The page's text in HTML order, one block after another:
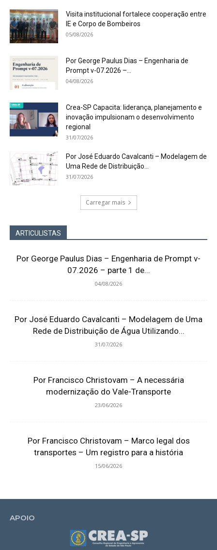
Visita institucional fortalece cooperação entre
IE e Corpo de Bombeiros
05/08/2026
Por George Paulus Dias – Engenharia de
Prompt v-07.2026 –...
04/08/2026
Crea-SP Capacita: liderança, planejamento e
inovação impulsionam o desenvolvimento
regional
31/07/2026
Por José Eduardo Cavalcanti – Modelagem de
Uma Rede de Distribuição...
31/07/2026
Carregar mais
ARTICULISTAS
Por George Paulus Dias – Engenharia de Prompt v-
07.2026 – parte 1 de...
04/08/2026
Por José Eduardo Cavalcanti – Modelagem de Uma
Rede de Distribuição de Água Utilizando...
31/07/2026
Por Francisco Christovam – A necessária
modernização do Vale-Transporte
23/06/2026
Por Francisco Christovam – Marco legal dos
transportes – Um registro para a história
15/06/2026
APOIO